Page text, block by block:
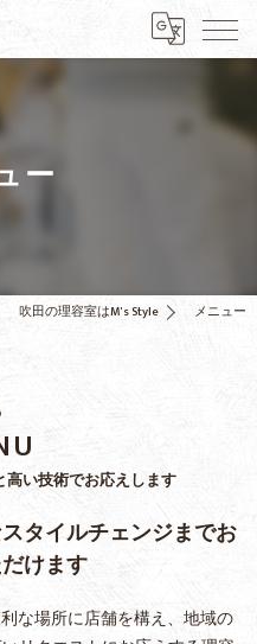
ー
吹田の理容室はM's Style メニュー
い技術でお応えします
タイルチェンジまでお
けます
な場所に店舗を構え、地域の